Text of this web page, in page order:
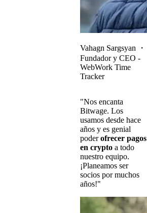
Vahagn Sargsyan ・
Fundador y CEO -
WebWork Time
Tracker
"Nos encanta
Bitwage. Los
usamos desde hace
años y es genial
poderofrecer pagos
en crypto a todo
nuestro equipo.
¡Planeamos ser
socios por muchos
años!"